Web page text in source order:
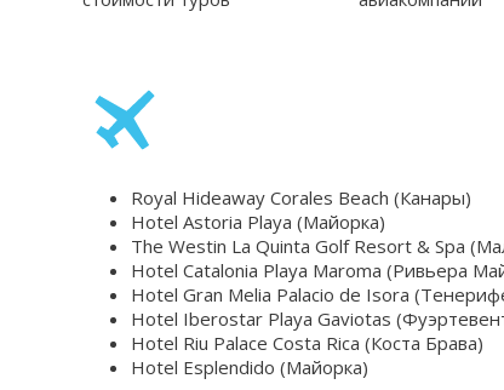
Royal Hideaway Corales Beach (Канары)
Hotel Astoria Playa (Майорка)
The Westin La Quinta Golf Resort & Spa
Hotel Catalonia Playa Maroma (Ривьера
Hotel Gran Melia Palacio de Isora
Hotel Iberostar Playa Gaviotas
Hotel Riu Palace Costa Rica (Коста Брава)
Hotel Esplendido (Майорка)